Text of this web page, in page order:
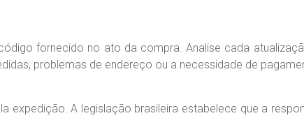
fornecido no ato da compra. Analise cada
problemas de endereço ou a necessidade de
expedição. A legislação brasileira estabelece que a